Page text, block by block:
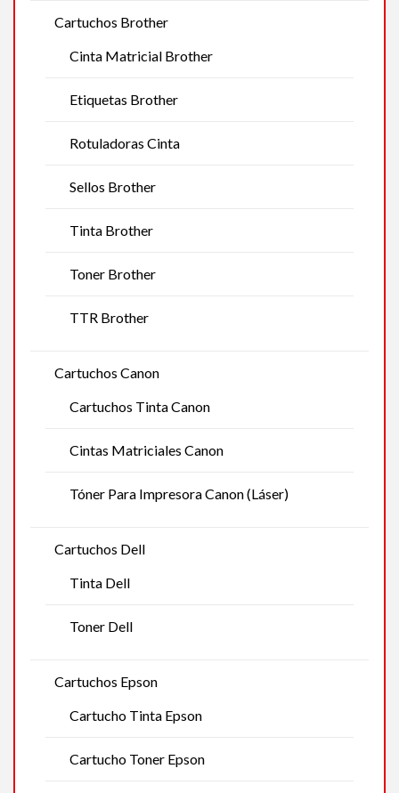
Cartuchos Brother
Cinta Matricial Brother
Etiquetas Brother
Rotuladoras Cinta
Sellos Brother
Tinta Brother
Toner Brother
TTR Brother
Cartuchos Canon
Cartuchos Tinta Canon
Cintas Matriciales Canon
Tóner Para Impresora Canon (Láser)
Cartuchos Dell
Tinta Dell
Toner Dell
Cartuchos Epson
Cartucho Tinta Epson
Cartucho Toner Epson